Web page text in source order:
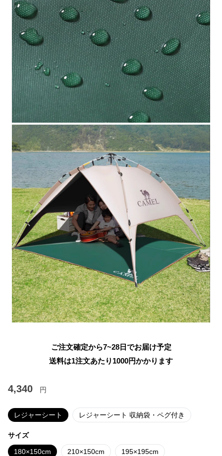
ご注文確定から7~28日でお届け予定
送料は1注文あたり 1000円かかります
4,340 円
レジャーシート レジャーシート 収納袋・ペグ付き
サイズ
180×150cm 210×150cm 195×195cm